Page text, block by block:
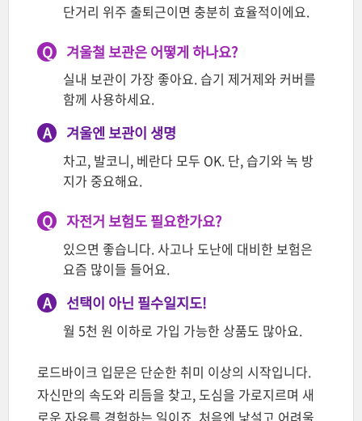
단거리 위주 출퇴근이면 충분히 효율적이에요.
Q 겨울철 보관은 어떻게 하나요?
실내 보관이 가장 좋아요. 습기 제거제와 커버를
함께 사용하세요.
A 겨울엔 보관이 생명
차고, 발코니, 베란다 모두 OK. 단, 습기와 녹 방
지가 중요해요.
Q 자전거 보험도 필요한가요?
있으면 좋습니다. 사고나 도난에 대비한 보험은
요즘 많이들 들어요.
A 선택이 아닌 필수일지도!
월 5천 원 이하로 가입 가능한 상품도 많아요.
로드바이크 입문은 단순한 취미 이상의 시작입니다.
자신만의 속도와 리듬을 찾고, 도심을 가로지르며 새
로운 자유를 경험하는 일이죠. 처음엔 낯설고 어려울